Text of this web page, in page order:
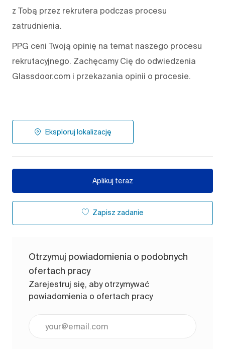
z Tobą przez rekrutera podczas procesu
zatrudnienia.
PPG ceni Twoją opinię na temat naszego procesu
rekrutacyjnego. Zachęcamy Cię do odwiedzenia
Glassdoor.com i przekazania opinii o procesie.
Eksploruj lokalizację
Aplikuj teraz
Zapisz zadanie
Otrzymuj powiadomienia o podobnych
ofertach pracy
Zarejestruj się, aby otrzymywać
powiadomienia o ofertach pracy